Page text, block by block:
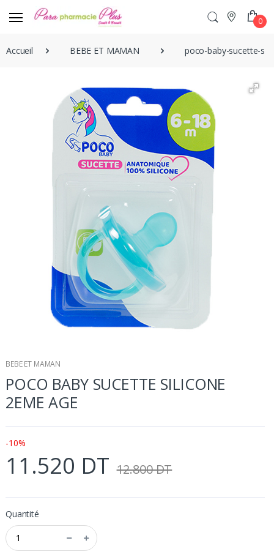
0
Accueil BEBE ET MAMAN poco-baby-sucette-
BEBE ET MAMAN
POCO BABY SUCETTE SILICONE
2EME AGE
-10%
11.520 DT 12.800 DT
Quantité